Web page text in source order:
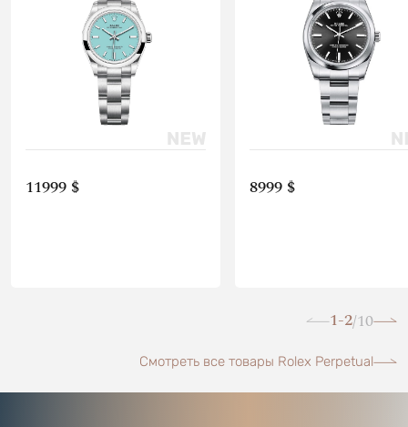
11999 $ 8999 $
1-2/10
Смотреть все товары Rolex Perpetual